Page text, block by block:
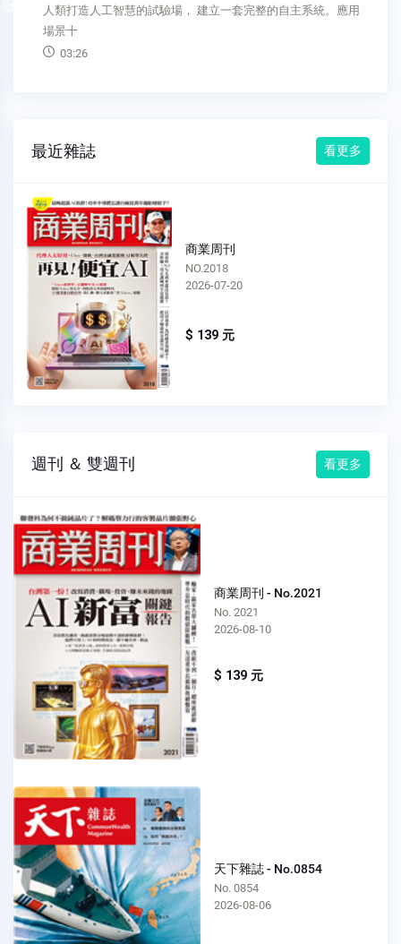
Previous
人類打造人工智慧的試驗場， 建立一套完整的自主系統。應用
場景十
03:26
最近雜誌 看更多
商業周刊
NO.2018
2026-07-20
$ 139 元
週刊 ＆ 雙週刊 看更多
商業周刊 - No.2021
No. 2021
2026-08-10
$ 139 元
天下雜誌 - No.0854
No. 0854
2026-08-06